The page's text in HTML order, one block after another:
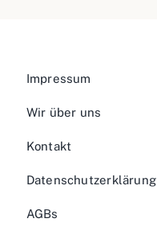
Impressum
Wir über uns
Kontakt
Datenschutzerklärung
AGBs